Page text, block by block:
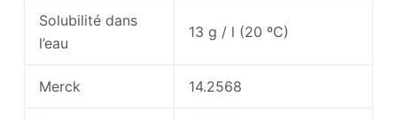
Solubilité dans
l’eau
13 g / l (20 ºC)
Merck 14.2568